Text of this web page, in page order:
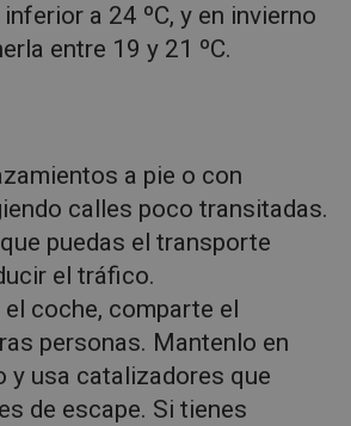
a 24 ºC, y en invierno
entre 19 y 21 ºC.
a pie o con
calles poco transitadas.
puedas el transporte
el tráfico.
coche, comparte el
personas. Mantenlo en
y usa catalizadores que
de escape. Si tienes